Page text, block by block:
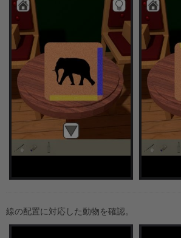
線の配置に対応した動物を確認。